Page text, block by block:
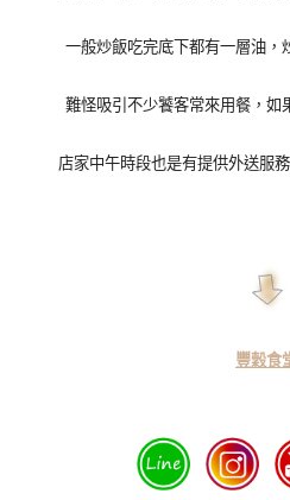
一般炒飯吃完底下都有一層油，
難怪吸引不少饕客常來用餐，如
店家中午時段也是有提供外送服
豐穀食